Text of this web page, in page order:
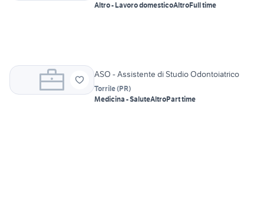
Altro - Lavoro domesticoAltroFull time
ASO - Assistente di Studio Odontoiatrico
Torrile(PR)
Medicina - SaluteAltroPart time